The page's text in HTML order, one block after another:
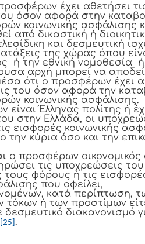
έχει αθετήσει
όσον αφορά στην
κοινωνικής ασφάλισης
από δικαστική ή
και δεσμευτική
της χώρας όπου
ή την εθνική νομοθεσία
αρχή μπορεί να
ότι ο προσφέρων έχει
του όσον αφορά την
κοινωνικής ασφάλισης.
Έλληνας πολίτης ή
στην Ελλάδα, οι
εισφορές κοινωνικής
την κύρια όσο και την
ο προσφέρων
τις υποχρεώσεις του
τους φόρους ή τις
που οφείλει,
κατά περίπτωση,
τόκων ή των προστίμων
διακανονισμό
[25] .